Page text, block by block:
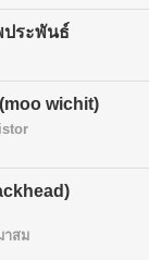
ประพันธ์
wichit)
าสม